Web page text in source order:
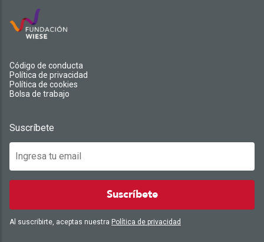
Código de conducta
Política de privacidad
Política de cookies
Bolsa de trabajo
Suscríbete
Suscríbete
Al suscribirte, aceptas nuestra Política de privacidad